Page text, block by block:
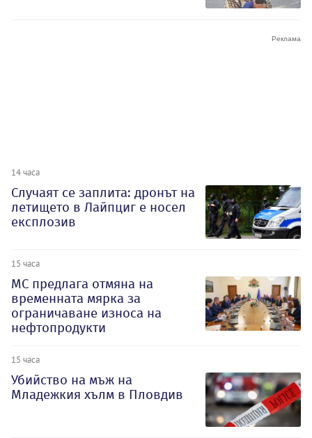
14 часа
Случаят се заплита: дронът на
летището в Лайпциг е носел
експлозив
15 часа
МС предлага отмяна на
временната мярка за
ограничаване износа на
нефтопродукти
15 часа
Убийство на мъж на
Младежкия хълм в Пловдив